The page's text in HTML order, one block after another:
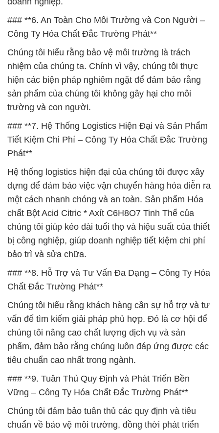
### **6. An Toàn Cho Môi Trường và Con Người –
Công Ty Hóa Chất Đắc Trường Phát**
Chúng tôi hiểu rằng bảo vệ môi trường là trách
nhiệm của chúng ta. Chính vì vậy, chúng tôi thực
hiện các biện pháp nghiêm ngặt để đảm bảo rằng
sản phẩm của chúng tôi không gây hại cho môi
trường và con người.
### **7. Hệ Thống Logistics Hiện Đại và Sản Phẩm
Tiết Kiệm Chi Phí – Công Ty Hóa Chất Đắc Trường
Phát**
Hệ thống logistics hiện đại của chúng tôi được xây
dựng để đảm bảo việc vận chuyển hàng hóa diễn ra
một cách nhanh chóng và an toàn. Sản phẩm Hóa
chất Bột Acid Citric * Axít C6H8O7 Tinh Thể của
chúng tôi giúp kéo dài tuổi thọ và hiệu suất của thiết
bị công nghiệp, giúp doanh nghiệp tiết kiệm chi phí
bảo trì và sửa chữa.
### **8. Hỗ Trợ và Tư Vấn Đa Dạng – Công Ty Hóa
Chất Đắc Trường Phát**
Chúng tôi hiểu rằng khách hàng cần sự hỗ trợ và tư
vấn để tìm kiếm giải pháp phù hợp. Đó là cơ hội để
chúng tôi nâng cao chất lượng dịch vụ và sản
phẩm, đảm bảo rằng chúng luôn đáp ứng được các
tiêu chuẩn cao nhất trong ngành.
### **9. Tuân Thủ Quy Định và Phát Triển Bền
Vững – Công Ty Hóa Chất Đắc Trường Phát**
Chúng tôi đảm bảo tuân thủ các quy định và tiêu
chuẩn về bảo vệ môi trường, đồng thời phát triển